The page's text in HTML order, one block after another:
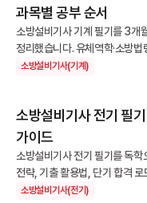
과목별 공부 순서
소방설비기사 기계 필기를 3개
정리했습니다. 유체역학·소방
한눈에 확인하세요.
소방설비기사(기계)
소방설비기사 전기 필
가이드
소방설비기사 전기 필기를 독
전략, 기출 활용법, 단기 합격
소방설비기사(전기)